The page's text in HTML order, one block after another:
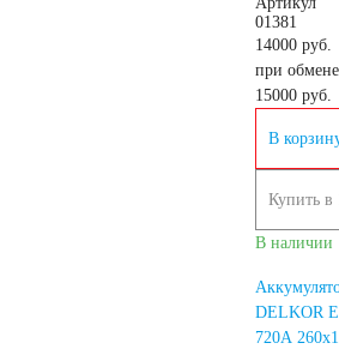
Аккумуляторы для
Аккумуляторы для
01381
14000 руб.
при обмене
15000 руб.
В
Купить в
В наличии
DELKOR
720А